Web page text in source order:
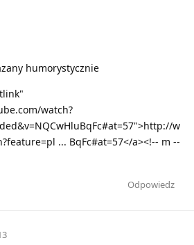
humorystycznie
watch?
w
... BqFc#at=57</a><!-- m --
Odpowiedz